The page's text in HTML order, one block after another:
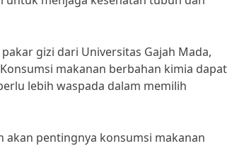
gizi dari Universitas Gajah Mada,
makanan berbahan kimia dapat
lebih waspada dalam memilih
akan pentingnya konsumsi makanan